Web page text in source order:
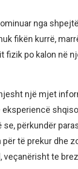
nga
fikën kurrë,
fizik po kalon në
një mjet
se, përkundër
për të prekur dhe
veçanërisht te